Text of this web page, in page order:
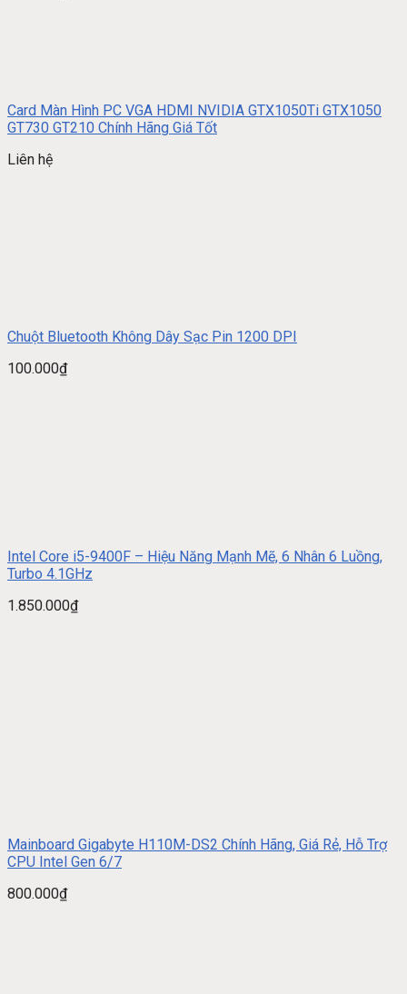
Card Màn Hình PC VGA HDMI NVIDIA GTX1050Ti GTX1050
GT730 GT210 Chính Hãng Giá Tốt
Liên hệ
Chuột Bluetooth Không Dây Sạc Pin 1200 DPI
100.000₫
Intel Core i5-9400F – Hiệu Năng Mạnh Mẽ, 6 Nhân 6 Luồng,
Turbo 4.1GHz
1.850.000₫
Mainboard Gigabyte H110M-DS2 Chính Hãng, Giá Rẻ, Hỗ Trợ
CPU Intel Gen 6/7
800.000₫